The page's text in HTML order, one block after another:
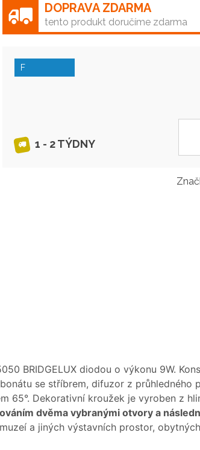
DOPRAVA ZDARMA
tento produkt doručíme zdarma
F
1 - 2 TÝDNY
BRIDGELUX diodou o výkonu 9W.
se stříbrem, difuzor z průhledného
65°. Dekorativní kroužek je vyroben z
dvěma vybranými otvory a
a jiných výstavních prostor,